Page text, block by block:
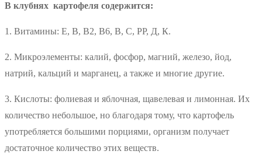
В клубнях картофеля содержится:
1. Витамины: Е, В, В2, В6, В, С, РР, Д, К.
2. Микроэлементы: калий, фосфор, магний, железо, йод,
натрий, кальций и марганец, а также и многие другие.
3. Кислоты: фолиевая и яблочная, щавелевая и лимонная. Их
количество небольшое, но благодаря тому, что картофель
употребляется большими порциями, организм получает
достаточное количество этих веществ.